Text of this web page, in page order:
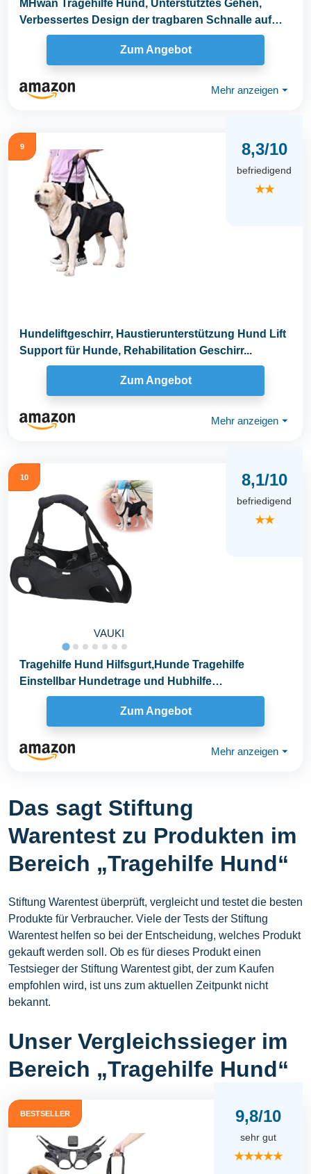
MHwan Tragehilfe Hund, Unterstütztes Gehen,
Verbessertes Design der tragbaren Schnalle auf
Zum Angebot
Mehr anzeigen ⏷
9 8,3/10
befriedigend
★★
Hundeliftgeschirr, Haustierunterstützung Hund Lift
Support für Hunde, Rehabilitation Geschirr...
Zum Angebot
Mehr anzeigen ⏷
10
VAUKI
8,1/10
befriedigend
★★
Tragehilfe Hund Hilfsgurt,Hunde Tragehilfe
Einstellbar Hundetrage und Hubhilfe
Hundetragetasche...
Zum Angebot
Mehr anzeigen ⏷
Das sagt Stiftung
Warentest zu Produkten im
Bereich „Tragehilfe Hund“
Stiftung Warentest überprüft, vergleicht und testet die besten
Produkte für Verbraucher. Viele der Tests der Stiftung
Warentest helfen so bei der Entscheidung, welches Produkt
gekauft werden soll. Ob es für dieses Produkt einen
Testsieger der Stiftung Warentest gibt, der zum Kaufen
empfohlen wird, ist uns zum aktuellen Zeitpunkt nicht
bekannt.
Unser Vergleichssieger im
Bereich „Tragehilfe Hund“
BESTSELLER 9,8/10
sehr gut
★★★★★